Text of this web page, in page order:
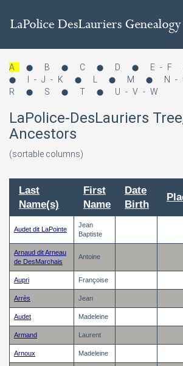
A ⬤ B ⬤ C ⬤ D ⬤ E-F
⬤ I-J-K ⬤ ⬤ M ⬤ N-
R
⬤ S ⬤ T ⬤ U-V-W
LaPolice-DesLauriers
Ancestors
(sortable columns)
Last
Name(s)
First
Name
Date
Birth
Audet dit LaPointe
Jean
Baptiste
Arnaud dit Arneau
de DesMarchais
Antoine
Aupri Françoise
Arrès Jean
Audet Madeleine
Armand Laurent
Arnoux Madeleine